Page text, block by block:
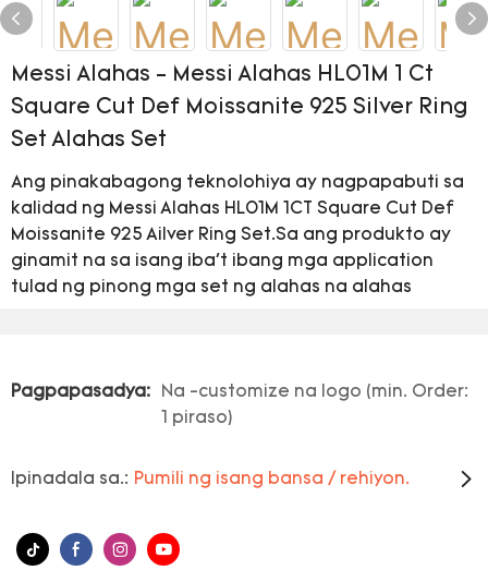
Messi Alahas - Messi Alahas HL01M 1 Ct
Square Cut Def Moissanite 925 Silver Ring
Set Alahas Set
Ang pinakabagong teknolohiya ay nagpapabuti sa
kalidad ng Messi Alahas HL01M 1CT Square Cut Def
Moissanite 925 Ailver Ring Set.Sa ang produkto ay
ginamit na sa isang iba't ibang mga application
tulad ng pinong mga set ng alahas na alahas
Pagpapasadya:
Na -customize na logo (min. Order:
1 piraso)
Ipinadala sa.: Pumili ng isang bansa / rehiyon.